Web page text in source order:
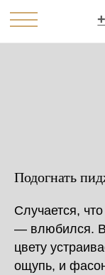
+7
Подогнать
Случается,
— влюбился.
цвету
ощупь, и